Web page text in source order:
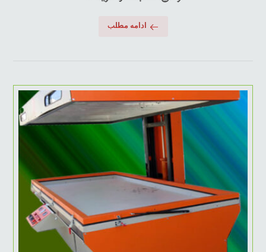
ادامه مطلب